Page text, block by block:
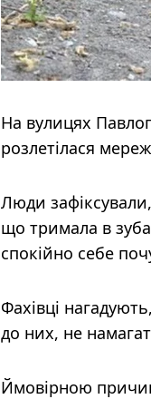
На вулицях
розлетілася
Люди
що тримала в
спокійно себе
Фахівці
до них, не
Ймовірною